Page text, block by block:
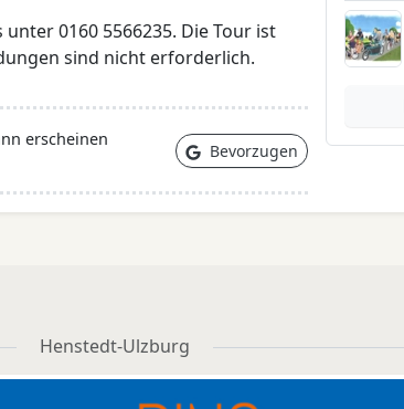
0160 5566235. Die Tour ist
sind nicht erforderlich.
erscheinen
Bevorzugen
Henstedt-Ulzburg